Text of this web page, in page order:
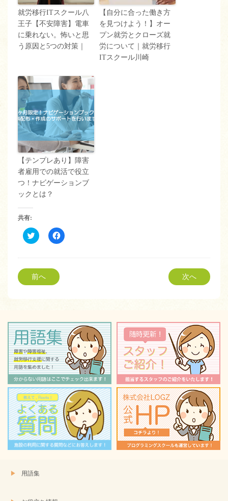
就労移行ITスクール八
王子【不安障害】電車
に乗れない。怖いと思
う原因と5つの対策｜
【自分に合った働き方
を見つけよう！】オー
プン就労とクローズ就
労について｜就労移行
ITスクール川崎
【テンプレあり】障害
者雇用での就活で役立
つ！ナビゲーションブ
ックとは？
共有:
ク
リ
し
て
Twitter
で
共
ウ
ィ
ン
ド
ウ
で
開
き
ま
す)
Facebook
で
す
て
く
だ
さ
い
(新
し
い
ウ
ィ
ン
ド
ウ
で
開
き
ま
す)
前へ 次へ
用語集